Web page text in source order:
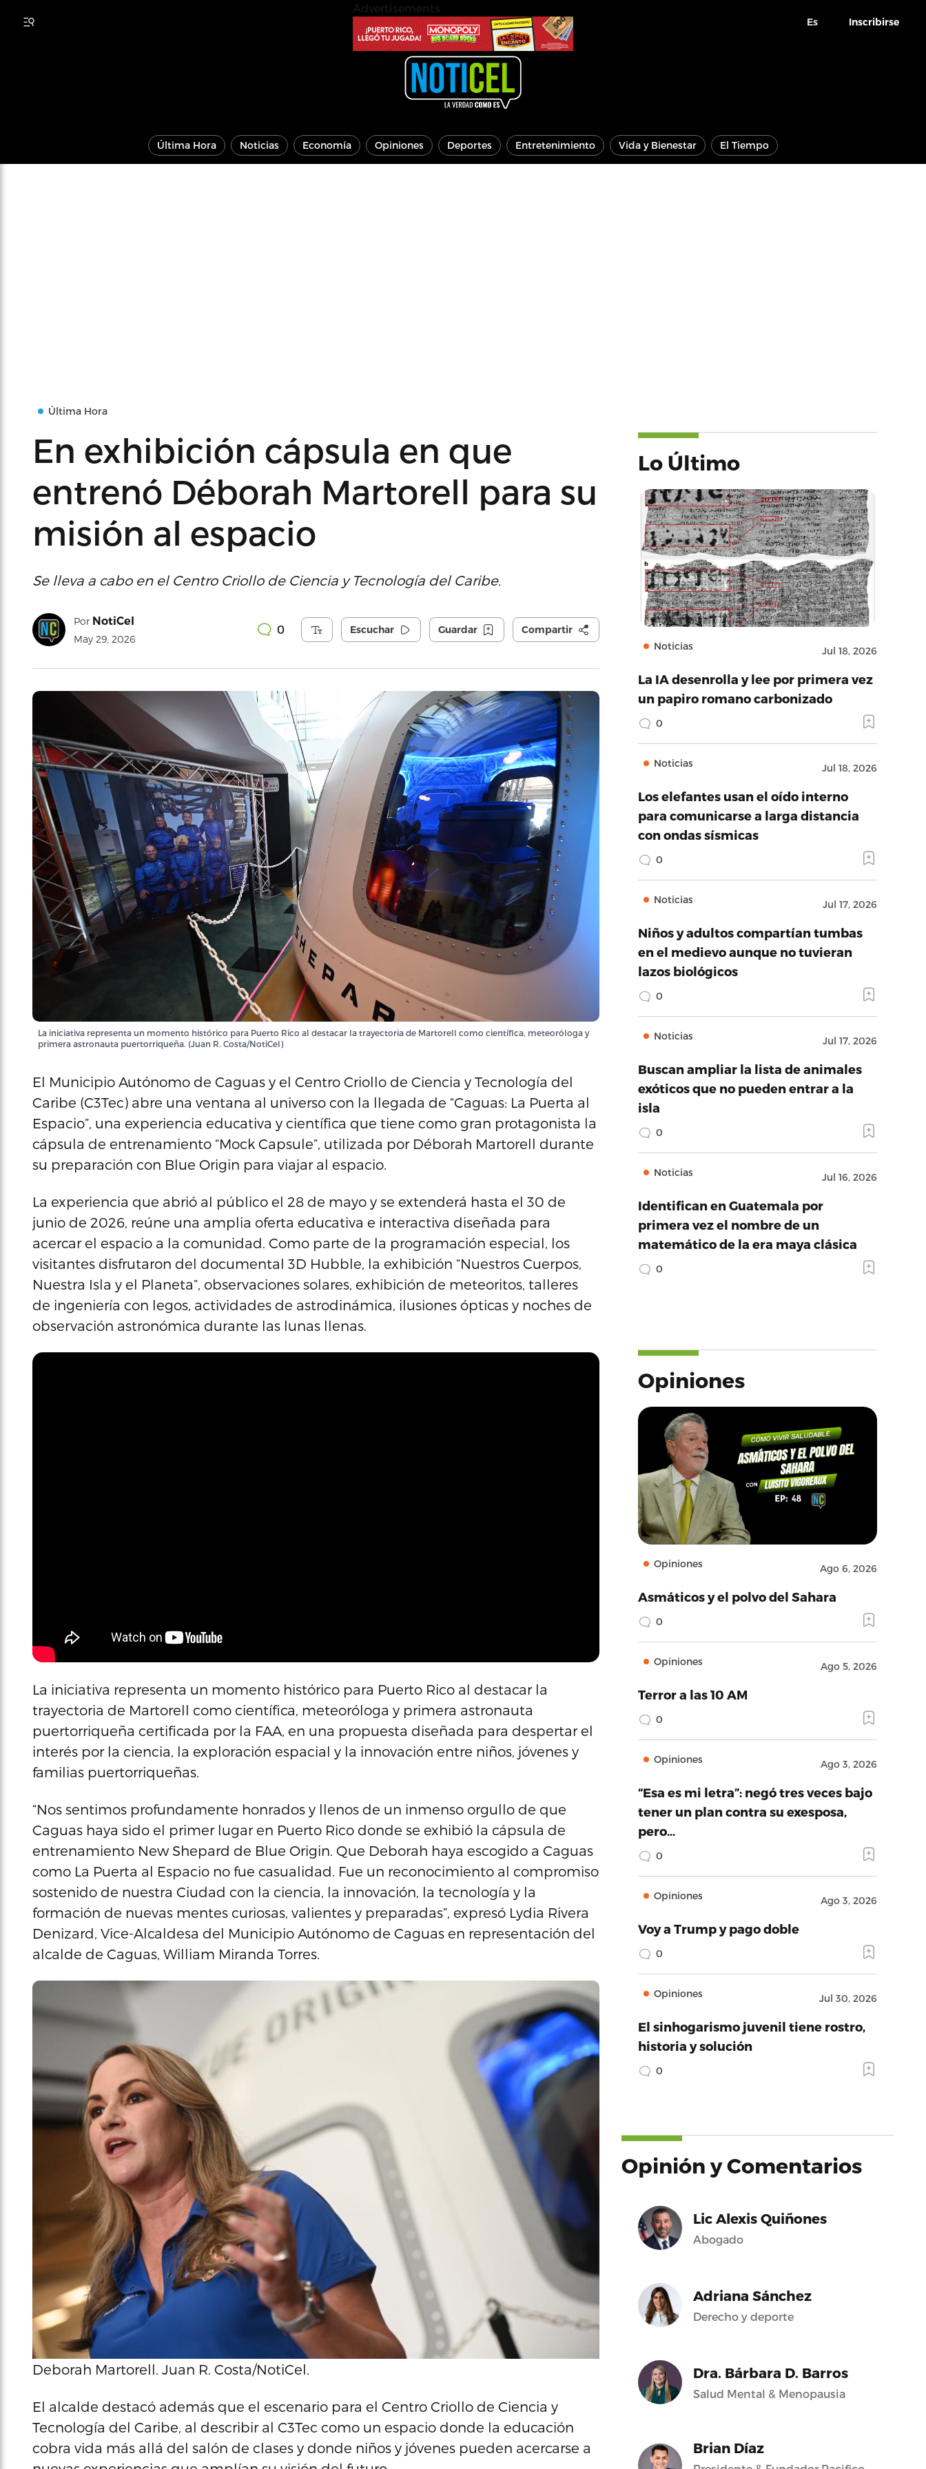
Es Inscribirse
Última Hora Noticias Economía Opiniones Deportes Entretenimiento Vida y Bienestar El Tiempo
Última Hora
En exhibición cápsula en que
entrenó Déborah Martorell para su
misión al espacio
Se lleva a cabo en el Centro Criollo de Ciencia y Tecnología del Caribe.
Por NotiCel
May 29, 2026
0 Escuchar Guardar Compartir
La iniciativa representa un momento histórico para Puerto Rico al destacar la trayectoria de Martorell como científica, meteoróloga y
primera astronauta puertorriqueña. (Juan R. Costa/NotiCel)
El Municipio Autónomo de Caguas y el Centro Criollo de Ciencia y Tecnología del
Caribe (C3Tec) abre una ventana al universo con la llegada de “Caguas: La Puerta al
Espacio”, una experiencia educativa y científica que tiene como gran protagonista la
cápsula de entrenamiento “Mock Capsule”, utilizada por Déborah Martorell durante
su preparación con Blue Origin para viajar al espacio.
La experiencia que abrió al público el 28 de mayo y se extenderá hasta el 30 de
junio de 2026, reúne una amplia oferta educativa e interactiva diseñada para
acercar el espacio a la comunidad. Como parte de la programación especial, los
visitantes disfrutaron del documental 3D Hubble, la exhibición “Nuestros Cuerpos,
Nuestra Isla y el Planeta”, observaciones solares, exhibición de meteoritos, talleres
de ingeniería con legos, actividades de astrodinámica, ilusiones ópticas y noches de
observación astronómica durante las lunas llenas.
La iniciativa representa un momento histórico para Puerto Rico al destacar la
trayectoria de Martorell como científica, meteoróloga y primera astronauta
puertorriqueña certificada por la FAA, en una propuesta diseñada para despertar el
interés por la ciencia, la exploración espacial y la innovación entre niños, jóvenes y
familias puertorriqueñas.
“Nos sentimos profundamente honrados y llenos de un inmenso orgullo de que
Caguas haya sido el primer lugar en Puerto Rico donde se exhibió la cápsula de
entrenamiento New Shepard de Blue Origin. Que Deborah haya escogido a Caguas
como La Puerta al Espacio no fue casualidad. Fue un reconocimiento al compromiso
sostenido de nuestra Ciudad con la ciencia, la innovación, la tecnología y la
formación de nuevas mentes curiosas, valientes y preparadas”, expresó Lydia Rivera
Denizard, Vice-Alcaldesa del Municipio Autónomo de Caguas en representación del
alcalde de Caguas, William Miranda Torres.
Deborah Martorell. Juan R. Costa/NotiCel.
El alcalde destacó además que el escenario para el Centro Criollo de Ciencia y
Tecnología del Caribe, al describir al C3Tec como un espacio donde la educación
cobra vida más allá del salón de clases y donde niños y jóvenes pueden acercarse a
Lo Último
Noticias Jul 18, 2026
La IA desenrolla y lee por primera vez
un papiro romano carbonizado
0
Noticias Jul 18, 2026
Los elefantes usan el oído interno
para comunicarse a larga distancia
con ondas sísmicas
0
Noticias Jul 17, 2026
Niños y adultos compartían tumbas
en el medievo aunque no tuvieran
lazos biológicos
0
Noticias Jul 17, 2026
Buscan ampliar la lista de animales
exóticos que no pueden entrar a la
isla
0
Noticias Jul 16, 2026
Identifican en Guatemala por
primera vez el nombre de un
matemático de la era maya clásica
0
Opiniones
Opiniones Ago 6, 2026
Asmáticos y el polvo del Sahara
0
Opiniones Ago 5, 2026
Terror a las 10 AM
0
Opiniones Ago 3, 2026
“Esa es mi letra”: negó tres veces bajo
tener un plan contra su exesposa,
pero…
0
Opiniones Ago 3, 2026
Voy a Trump y pago doble
0
Opiniones Jul 30, 2026
El sinhogarismo juvenil tiene rostro,
historia y solución
0
Opinión y Comentarios
Lic Alexis Quiñones
Abogado
Adriana Sánchez
Derecho y deporte
Dra. Bárbara D. Barros
Salud Mental & Menopausia
Brian Díaz